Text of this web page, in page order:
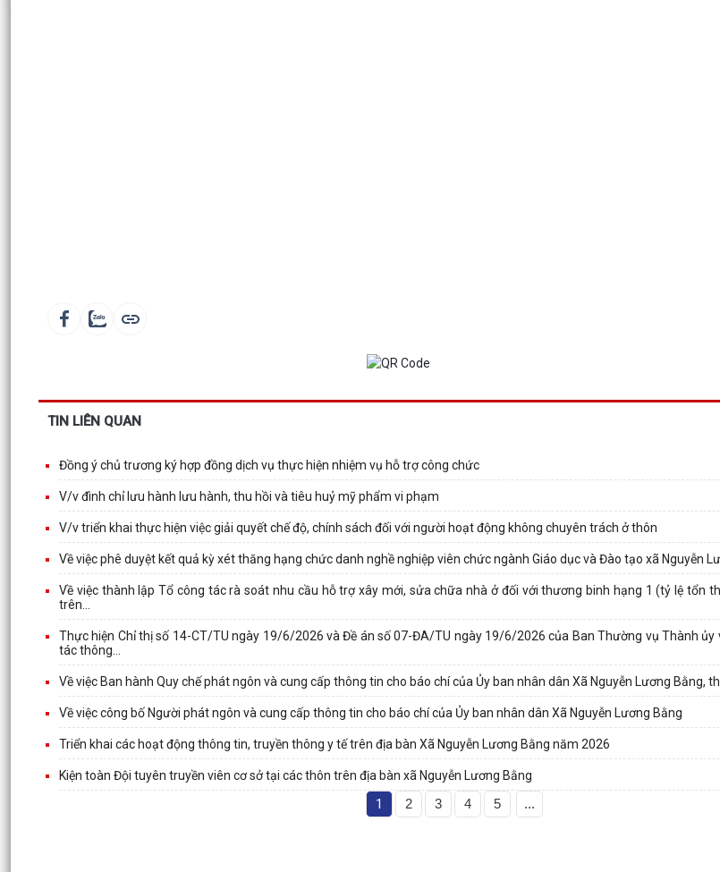
TIN LIÊN QUAN
Đồng ý chủ trương ký hợp đồng dịch vụ thực hiện nhiệm vụ hỗ trợ công chức
V/v đình chỉ lưu hành lưu hành, thu hồi và tiêu huỷ mỹ phẩm vi phạm
V/v triển khai thực hiện việc giải quyết chế độ, chính sách đối với người hoạt động không chuyên trách ở thôn
Về việc phê duyệt kết quả kỳ xét thăng hạng chức danh nghề nghiệp viên chức ngành Giáo dục và Đào tạo xã Nguyễn
Về việc thành lập Tổ công tác rà soát nhu cầu hỗ trợ xây mới, sửa chữa nhà ở đối với thương binh hạng 1 (tỷ lệ tổn
trên...
Thực hiện Chỉ thị số 14-CT/TU ngày 19/6/2026 và Đề án số 07-ĐA/TU ngày 19/6/2026 của Ban Thường vụ Thành ủy
tác thông...
Về việc Ban hành Quy chế phát ngôn và cung cấp thông tin cho báo chí của Ủy ban nhân dân Xã Nguyễn Lương Bằng,
Về việc công bố Người phát ngôn và cung cấp thông tin cho báo chí của Ủy ban nhân dân Xã Nguyễn Lương Bằng
Triển khai các hoạt động thông tin, truyền thông y tế trên địa bàn Xã Nguyễn Lương Bằng năm 2026
Kiện toàn Đội tuyên truyền viên cơ sở tại các thôn trên địa bàn xã Nguyễn Lương Bằng
1 2 3 4 5 ...